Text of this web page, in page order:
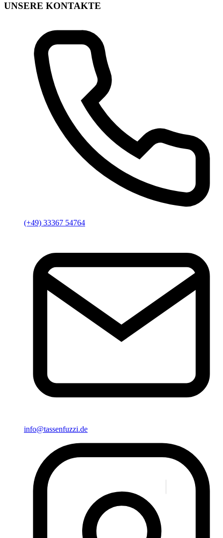
UNSERE KONTAKTE
(+49) 33367 54764
info@tassenfuzzi.de